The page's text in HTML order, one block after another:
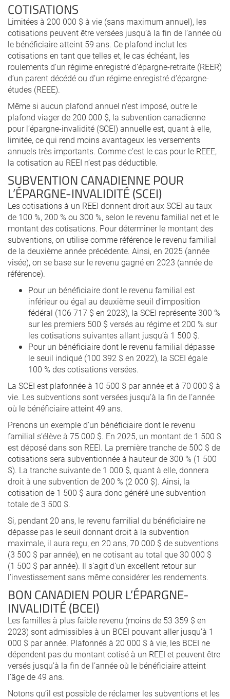
COTISATIONS
Limitées à 200 000 $ à vie (sans maximum annuel), les
cotisations peuvent être versées jusqu’à la fin de l’année où
le bénéficiaire atteint 59 ans. Ce plafond inclut les
cotisations en tant que telles et, le cas échéant, les
roulements d’un régime enregistré d’épargne-retraite (REER)
d’un parent décédé ou d’un régime enregistré d’épargne-
études (REEE).
Même si aucun plafond annuel n’est imposé, outre le
plafond viager de 200 000 $, la subvention canadienne
pour l’épargne-invalidité (SCEI) annuelle est, quant à elle,
limitée, ce qui rend moins avantageux les versements
annuels très importants. Comme c’est le cas pour le REEE,
la cotisation au REEI n’est pas déductible.
SUBVENTION CANADIENNE POUR
L’ÉPARGNE-INVALIDITÉ (SCEI)
Les cotisations à un REEI donnent droit aux SCEI au taux
de 100 %, 200 % ou 300 %, selon le revenu familial net et le
montant des cotisations. Pour déterminer le montant des
subventions, on utilise comme référence le revenu familial
de la deuxième année précédente. Ainsi, en 2025 (année
visée), on se base sur le revenu gagné en 2023 (année de
référence).
Pour un bénéficiaire dont le revenu familial est
inférieur ou égal au deuxième seuil d’imposition
fédéral (106 717 $ en 2023), la SCEI représente 300 %
sur les premiers 500 $ versés au régime et 200 % sur
les cotisations suivantes allant jusqu’à 1 500 $.
Pour un bénéficiaire dont le revenu familial dépasse
le seuil indiqué (100 392 $ en 2022), la SCEI égale
100 % des cotisations versées.
La SCEI est plafonnée à 10 500 $ par année et à 70 000 $ à
vie. Les subventions sont versées jusqu’à la fin de l’année
où le bénéficiaire atteint 49 ans.
Prenons un exemple d’un bénéficiaire dont le revenu
familial s’élève à 75 000 $. En 2025, un montant de 1 500 $
est déposé dans son REEI. La première tranche de 500 $ de
cotisations sera subventionnée à hauteur de 300 % (1 500
$). La tranche suivante de 1 000 $, quant à elle, donnera
droit à une subvention de 200 % (2 000 $). Ainsi, la
cotisation de 1 500 $ aura donc généré une subvention
totale de 3 500 $.
Si, pendant 20 ans, le revenu familial du bénéficiaire ne
dépasse pas le seuil donnant droit à la subvention
maximale, il aura reçu, en 20 ans, 70 000 $ de subventions
(3 500 $ par année), en ne cotisant au total que 30 000 $
(1 500 $ par année). Il s’agit d’un excellent retour sur
l’investissement sans même considérer les rendements.
BON CANADIEN POUR L’ÉPARGNE-
INVALIDITÉ (BCEI)
Les familles à plus faible revenu (moins de 53 359 $ en
2023) sont admissibles à un BCEI pouvant aller jusqu’à 1
000 $ par année. Plafonnés à 20 000 $ à vie, les BCEI ne
dépendent pas du montant cotisé à un REEI et peuvent être
versés jusqu’à la fin de l’année où le bénéficiaire atteint
l’âge de 49 ans.
Notons qu’il est possible de réclamer les subventions et les